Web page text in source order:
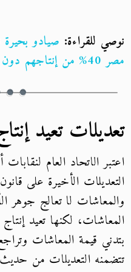
نوصي للقراءة: صيادو
مصر 40% من إنتاجهم دون مقابل
تعديلات تعيد
اعتبر الاتحاد العام
التعديلات الأخيرة على
والمعاشات لا تعالج جوهر
المعاشات، لكنها تعيد
بتدني قيمة المعاشات
تتضمنه التعديلات من